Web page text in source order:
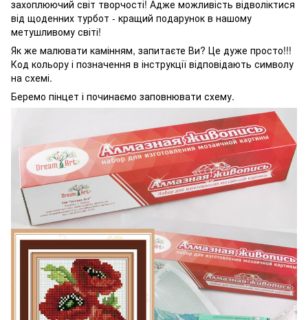
захоплюючий світ творчості! Адже можливість відволіктися
від щоденних турбот - кращий подарунок в нашому
метушливому світі!
Як же малювати камінням, запитаєте Ви? Це дуже просто!!!
Код кольору і позначення в інструкції відповідають символу
на схемі.
Беремо пінцет і починаємо заповнювати схему.